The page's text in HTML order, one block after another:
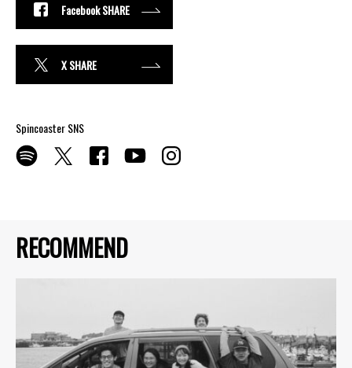
RECOMMEND
Facebook SHARE
X SHARE
Spincoaster SNS